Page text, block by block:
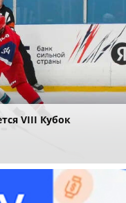
VIII Кубок